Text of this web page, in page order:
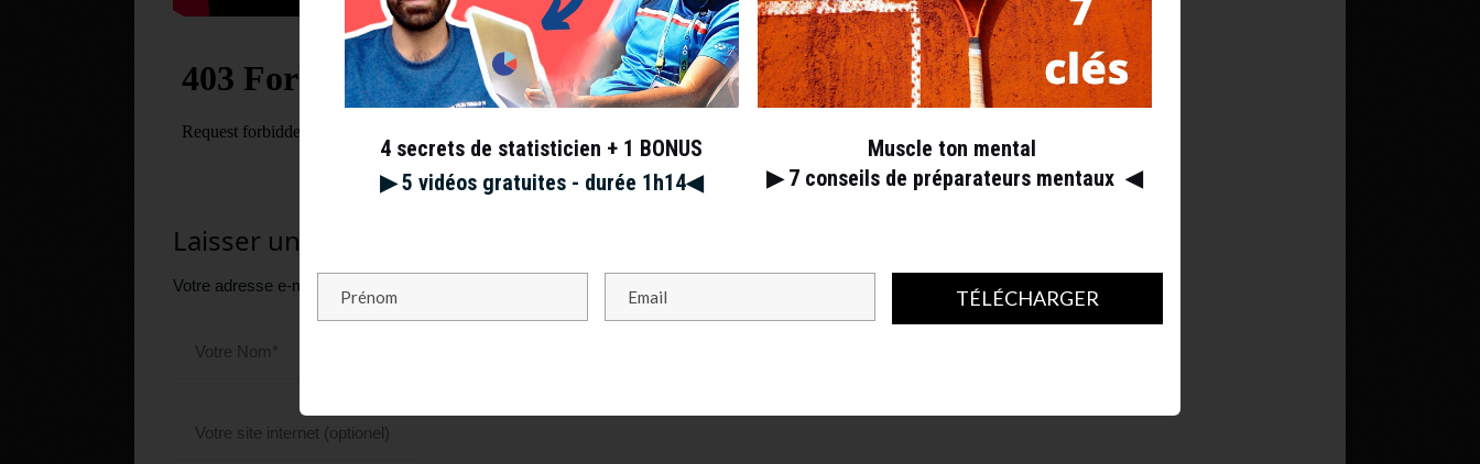
Laisser un commentaire
Votre adresse e-mail ne sera pas publiée.
4 secrets de statisticien + 1 BONUS
▶︎ 5 vidéos gratuites - durée 1h14◀︎
Muscle ton mental
▶︎ 7 conseils de préparateurs mentaux ◀︎
TÉLÉCHARGER